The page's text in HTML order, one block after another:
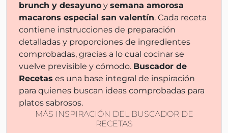
brunch y desayuno y semana amorosa
macarons especial san valentín. Cada receta
contiene instrucciones de preparación
detalladas y proporciones de ingredientes
comprobadas, gracias a lo cual cocinar se
vuelve previsible y cómodo. Buscador de
Recetas es una base integral de inspiración
para quienes buscan ideas comprobadas para
platos sabrosos.
MÁS INSPIRACIÓN DEL BUSCADOR DE
RECETAS